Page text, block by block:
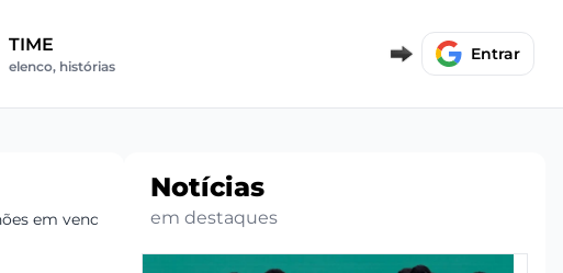
TIME
elenco, histórias
Entrar
em venda futura
Notícias
em destaques